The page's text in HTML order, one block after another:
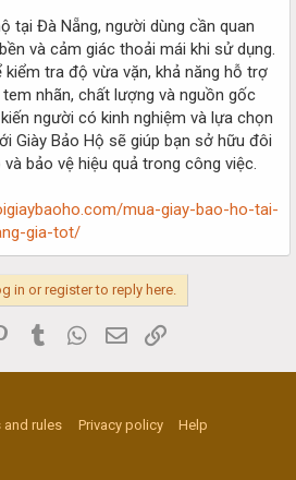
tại Đà Nẵng, người dùng cần quan
và cảm giác thoải mái khi sử dụng.
tra độ vừa vặn, khả năng hỗ trợ
nhãn, chất lượng và nguồn gốc
người có kinh nghiệm và lựa chọn
Giày Bảo Hộ sẽ giúp bạn sở hữu đôi
bảo vệ hiệu quả trong công việc.
mua-giay-bao-ho-tai-
gia-tot/
in or register to reply here.
PinterestTumblr WhatsApp
Email
and rules Privacy policy
Help